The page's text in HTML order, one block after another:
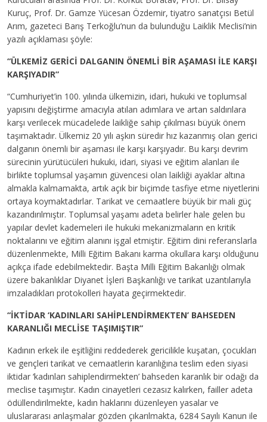
Kuruç, Prof. Dr. Gamze Yücesan Özdemir, tiyatro sanatçısı Betül
Arım, gazeteci Barış Terkoğlu’nun da bulunduğu Laiklik Meclisi’nin
yazılı açıklaması şöyle:
“ÜLKEMİZ GERİCİ DALGANIN ÖNEMLİ BİR AŞAMASI İLE KARŞI
KARŞIYADIR”
“Cumhuriyet’in 100. yılında ülkemizin, idari, hukuki ve toplumsal
yapısını değiştirme amacıyla atılan adımlara ve artan saldırılara
karşı verilecek mücadelede laikliğe sahip çıkılması büyük önem
taşımaktadır. Ülkemiz 20 yılı aşkın süredir hız kazanmış olan gerici
dalganın önemli bir aşaması ile karşı karşıyadır. Bu karşı devrim
sürecinin yürütücüleri hukuki, idari, siyasi ve eğitim alanları ile
birlikte toplumsal yaşamın güvencesi olan laikliği ayaklar altına
almakla kalmamakta, artık açık bir biçimde tasfiye etme niyetlerini
ortaya koymaktadırlar. Tarikat ve cemaatlere büyük bir mali güç
kazandırılmıştır. Toplumsal yaşamı adeta belirler hale gelen bu
yapılar devlet kademeleri ile hukuki mekanizmaların en kritik
noktalarını ve eğitim alanını işgal etmiştir. Eğitim dini referanslarla
düzenlenmekte, Milli Eğitim Bakanı karma okullara karşı olduğunu
açıkça ifade edebilmektedir. Başta Milli Eğitim Bakanlığı olmak
üzere bakanlıklar Diyanet İşleri Başkanlığı ve tarikat uzantılarıyla
imzaladıkları protokolleri hayata geçirmektedir.
“İKTİDAR ‘KADINLARI SAHİPLENDİRMEKTEN’ BAHSEDEN
KARANLIĞI MECLİSE TAŞIMIŞTIR”
Kadının erkek ile eşitliğini reddederek gericilikle kuşatan, çocukları
ve gençleri tarikat ve cemaatlerin karanlığına teslim eden siyasi
iktidar ‘kadınları sahiplendirmekten’ bahseden karanlık bir odağı da
meclise taşımıştır. Kadın cinayetleri cezasız kalırken, failler adeta
ödüllendirilmekte, kadın haklarını düzenleyen yasalar ve
uluslararası anlaşmalar gözden çıkarılmakta, 6284 Sayılı Kanun ile